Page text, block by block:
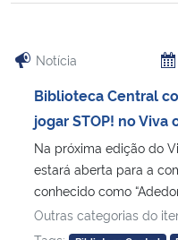
Notícia
Biblioteca Central
jogar STOP! no Viva
Na próxima edição do
estará aberta para a
conhecido como
Outras categorias do